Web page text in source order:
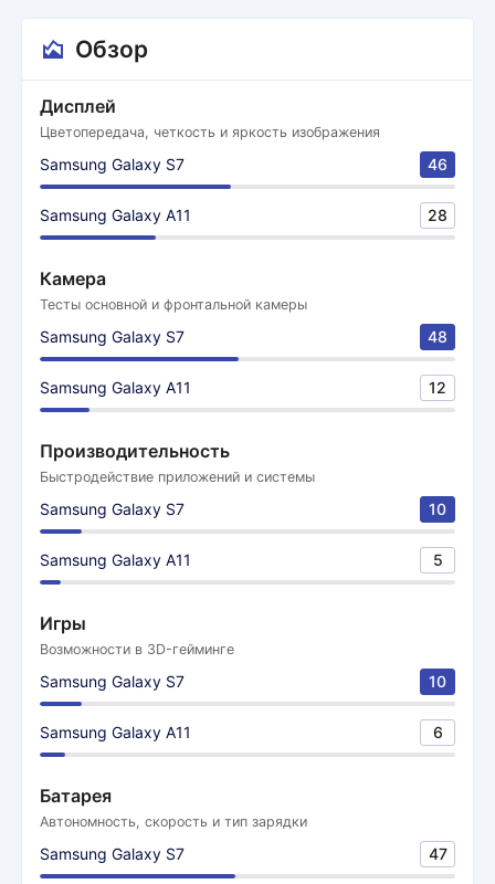
Обзор
Дисплей
Цветопередача, четкость и яркость изображения
Samsung Galaxy S7 46
Samsung Galaxy A11 28
Камера
Тесты основной и фронтальной камеры
Samsung Galaxy S7 48
Samsung Galaxy A11 12
Производительность
Быстродействие приложений и системы
Samsung Galaxy S7 10
Samsung Galaxy A11 5
Игры
Возможности в 3D-гейминге
Samsung Galaxy S7 10
Samsung Galaxy A11 6
Батарея
Автономность, скорость и тип зарядки
Samsung Galaxy S7 47